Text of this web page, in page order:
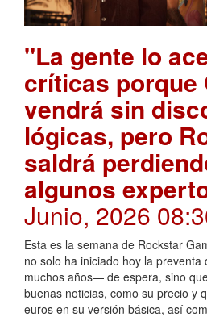
"La gente lo
críticas porque
vendrá sin
lógicas, pero
saldrá
algunos
Junio, 2026
Esta es la semana de Rockstar
no solo ha iniciado hoy la
muchos años— de espera, sino
buenas noticias, como su precio y
euros en su versión básica, así